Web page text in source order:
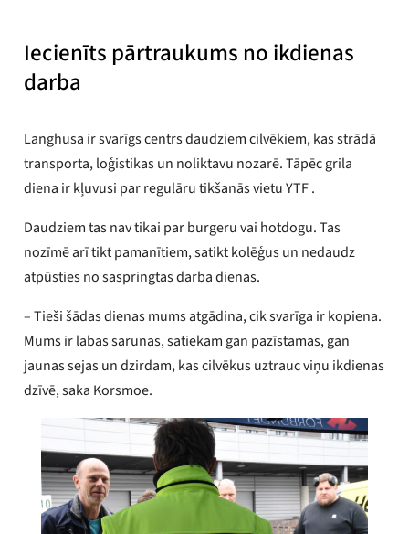
Iecienīts pārtraukums no ikdienas
darba
Langhusa ir svarīgs centrs daudziem cilvēkiem, kas strādā
transporta, loģistikas un noliktavu nozarē. Tāpēc grila
diena ir kļuvusi par regulāru tikšanās vietu YTF .
Daudziem tas nav tikai par burgeru vai hotdogu. Tas
nozīmē arī tikt pamanītiem, satikt kolēģus un nedaudz
atpūsties no saspringtas darba dienas.
– Tieši šādas dienas mums atgādina, cik svarīga ir kopiena.
Mums ir labas sarunas, satiekam gan pazīstamas, gan
jaunas sejas un dzirdam, kas cilvēkus uztrauc viņu ikdienas
dzīvē, saka Korsmoe.